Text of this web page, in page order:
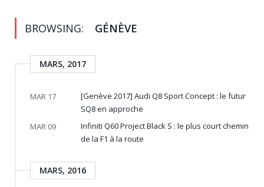
BROWSING: GÉNÈVE
MARS, 2017
MAR 17
[Genève 2017] Audi Q8 Sport Concept : le futur
SQ8 en approche
MAR 09
Infiniti Q60 Project Black S : le plus court chemin
de la F1 à la route
MARS, 2016